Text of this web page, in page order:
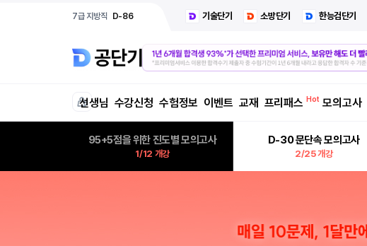
7급 지방직 D-86 기술단기 소방단기 한능검단기
선생님 수강신청 수험정보 이벤트 교재 프리패스 모의고사
95+5점을 위한 진도별 모의고사
1/12 개강
D-30 문단속 모의고사
2/25 개강